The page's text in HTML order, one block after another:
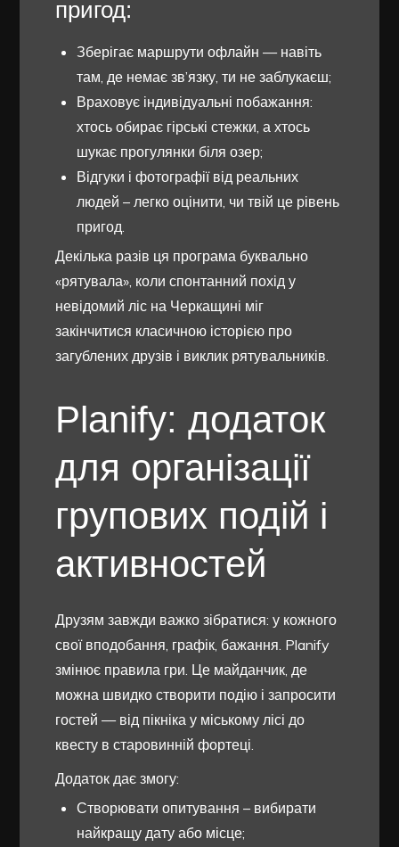
пригод:
Зберігає маршрути офлайн — навіть
там, де немає зв’язку, ти не заблукаєш;
Враховує індивідуальні побажання:
хтось обирає гірські стежки, а хтось
шукає прогулянки біля озер;
Відгуки і фотографії від реальних
людей – легко оцінити, чи твій це рівень
пригод.
Декілька разів ця програма буквально
«рятувала», коли спонтанний похід у
невідомий ліс на Черкащині міг
закінчитися класичною історією про
загублених друзів і виклик рятувальників.
Planify: додаток
для організації
групових подій і
активностей
Друзям завжди важко зібратися: у кожного
свої вподобання, графік, бажання. Planify
змінює правила гри. Це майданчик, де
можна швидко створити подію і запросити
гостей — від пікніка у міському лісі до
квесту в старовинній фортеці.
Додаток дає змогу:
Створювати опитування – вибирати
найкращу дату або місце;